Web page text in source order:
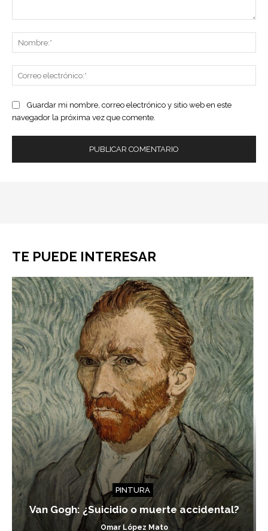
Guardar mi nombre, correo electrónico y sitio web en este
navegador la próxima vez que comente.
TE PUEDE INTERESAR
PINTURA
Van Gogh: ¿Suicidio o muerte accidental?
Omar López Mato